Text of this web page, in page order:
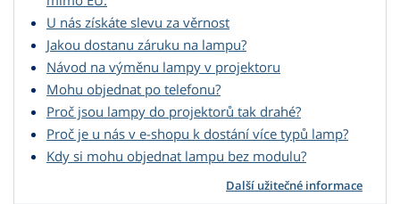
U nás získáte slevu za věrnost
Jakou dostanu záruku na lampu?
Návod na výměnu lampy v projektoru
Mohu objednat po telefonu?
Proč jsou lampy do projektorů tak drahé?
Proč je u nás v e-shopu k dostání více typů lamp?
Kdy si mohu objednat lampu bez modulu?
Další užitečné informace